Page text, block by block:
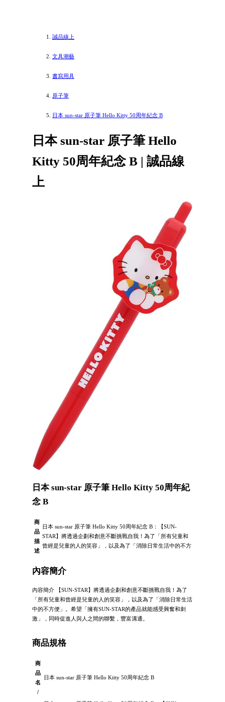
誠品線上
文具潮藝
書寫用具
原子筆
日本 sun-star 原子筆 Hello Kitty 50周年紀念 B
日本 sun-star 原子筆 Hello
Kitty 50周年紀念 B | 誠品線
上
日本 sun-star 原子筆 Hello Kitty 50周年紀
念 B
商
品
描
述
日本 sun-star 原子筆 Hello Kitty 50周年紀念 B：【SUN-
STAR】將透過企劃和創意不斷挑戰自我！為了「所有兒童和
曾經是兒童的人的笑容」，以及為了「消除日常生活中的不方
內容簡介
內容簡介 【SUN-STAR】將透過企劃和創意不斷挑戰自我！為了
「所有兒童和曾經是兒童的人的笑容」，以及為了「消除日常生活
中的不方便」。希望「擁有SUN-STAR的產品就能感受興奮和刺
激」，同時促進人與人之間的聯繫，豐富溝通。
商品規格
商
品
名
/
日本 sun-star 原子筆 Hello Kitty 50周年紀念 B